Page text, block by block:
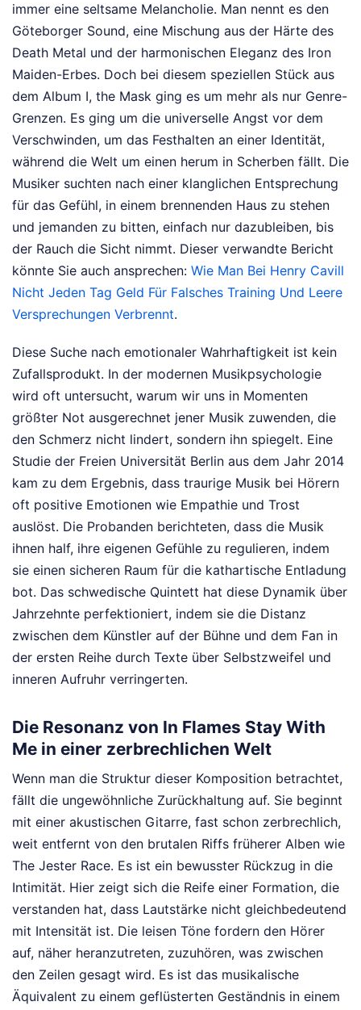
immer eine seltsame Melancholie. Man nennt es den
Göteborger Sound, eine Mischung aus der Härte des
Death Metal und der harmonischen Eleganz des Iron
Maiden-Erbes. Doch bei diesem speziellen Stück aus
dem Album I, the Mask ging es um mehr als nur Genre-
Grenzen. Es ging um die universelle Angst vor dem
Verschwinden, um das Festhalten an einer Identität,
während die Welt um einen herum in Scherben fällt. Die
Musiker suchten nach einer klanglichen Entsprechung
für das Gefühl, in einem brennenden Haus zu stehen
und jemanden zu bitten, einfach nur dazubleiben, bis
der Rauch die Sicht nimmt. Dieser verwandte Bericht
könnte Sie auch ansprechen: Wie Man Bei Henry Cavill
Nicht Jeden Tag Geld Für Falsches Training Und Leere
Versprechungen Verbrennt.
Diese Suche nach emotionaler Wahrhaftigkeit ist kein
Zufallsprodukt. In der modernen Musikpsychologie
wird oft untersucht, warum wir uns in Momenten
größter Not ausgerechnet jener Musik zuwenden, die
den Schmerz nicht lindert, sondern ihn spiegelt. Eine
Studie der Freien Universität Berlin aus dem Jahr 2014
kam zu dem Ergebnis, dass traurige Musik bei Hörern
oft positive Emotionen wie Empathie und Trost
auslöst. Die Probanden berichteten, dass die Musik
ihnen half, ihre eigenen Gefühle zu regulieren, indem
sie einen sicheren Raum für die kathartische Entladung
bot. Das schwedische Quintett hat diese Dynamik über
Jahrzehnte perfektioniert, indem sie die Distanz
zwischen dem Künstler auf der Bühne und dem Fan in
der ersten Reihe durch Texte über Selbstzweifel und
inneren Aufruhr verringerten.
Die Resonanz von In Flames Stay With
Me in einer zerbrechlichen Welt
Wenn man die Struktur dieser Komposition betrachtet,
fällt die ungewöhnliche Zurückhaltung auf. Sie beginnt
mit einer akustischen Gitarre, fast schon zerbrechlich,
weit entfernt von den brutalen Riffs früherer Alben wie
The Jester Race. Es ist ein bewusster Rückzug in die
Intimität. Hier zeigt sich die Reife einer Formation, die
verstanden hat, dass Lautstärke nicht gleichbedeutend
mit Intensität ist. Die leisen Töne fordern den Hörer
auf, näher heranzutreten, zuzuhören, was zwischen
den Zeilen gesagt wird. Es ist das musikalische
Äquivalent zu einem geflüsterten Geständnis in einem